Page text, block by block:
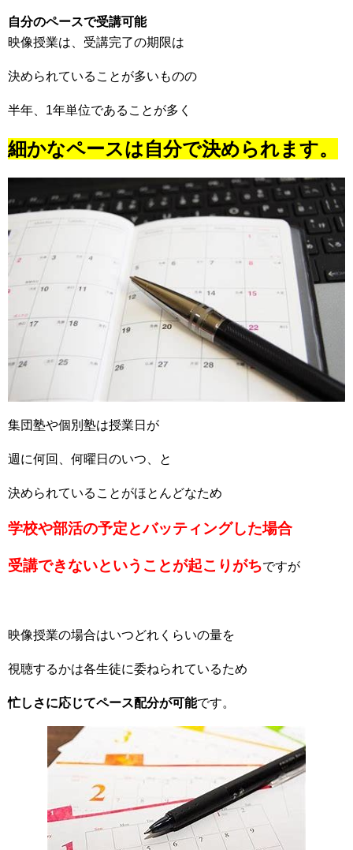
自分のペースで受講可能
映像授業は、受講完了の期限は
決められていることが多いものの
半年、1年単位であることが多く
細かなペースは自分で決められます。
集団塾や個別塾は授業日が
週に何回、何曜日のいつ、と
決められていることがほとんどなため
学校や部活の予定とバッティングした場合
受講できないということが起こりがちですが
映像授業の場合はいつどれくらいの量を
視聴するかは各生徒に委ねられているため
忙しさに応じてペース配分が可能です。